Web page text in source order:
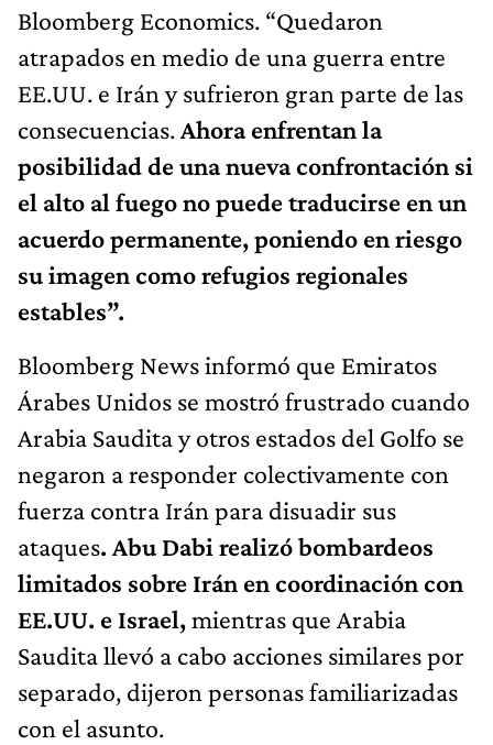
Bloomberg Economics. “Quedaron
atrapados en medio de una guerra entre
EE.UU. e Irán y sufrieron gran parte de las
consecuencias.Ahora enfrentan la
posibilidad de una nueva confrontación si
el alto al fuego no puede traducirse en un
acuerdo permanente, poniendo en riesgo
su imagen como refugios regionales
estables”.
Bloomberg News informó que Emiratos
Árabes Unidos se mostró frustrado cuando
Arabia Saudita y otros estados del Golfo se
negaron a responder colectivamente con
fuerza contra Irán para disuadir sus
ataques. Abu Dabi realizó bombardeos
limitados sobre Irán en coordinación con
EE.UU. e Israel,mientras que Arabia
Saudita llevó a cabo acciones similares por
separado, dijeron personas familiarizadas
con el asunto.